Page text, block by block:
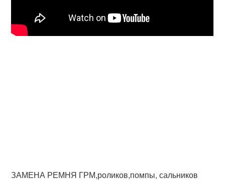
ЗАМЕНА РЕМНЯ ГРМ,роликов,помпы, сальников